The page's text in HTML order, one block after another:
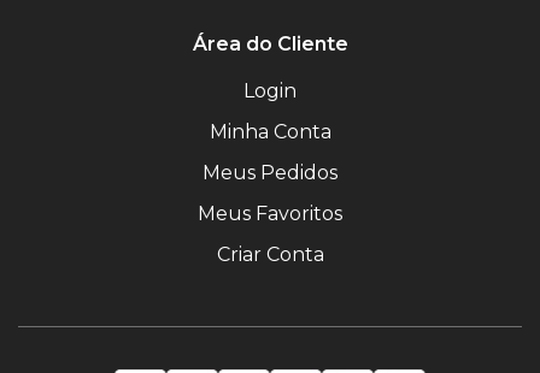
Área do Cliente
Login
Minha Conta
Meus Pedidos
Meus Favoritos
Criar Conta